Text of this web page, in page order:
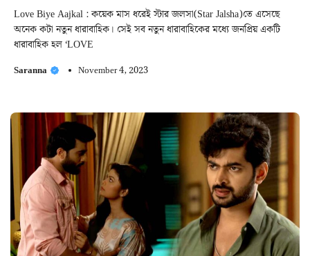
Love Biye Aajkal : কয়েক মাস ধরেই স্টার জলসা(Star Jalsha)তে এসেছে
অনেক কটা নতুন ধারাবাহিক। সেই সব নতুন ধারাবাহিকের মধ্যে জনপ্রিয় একটি
ধারাবাহিক হল ‘LOVE
Saranna November 4, 2023